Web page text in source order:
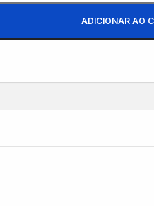
ADICIONAR AO